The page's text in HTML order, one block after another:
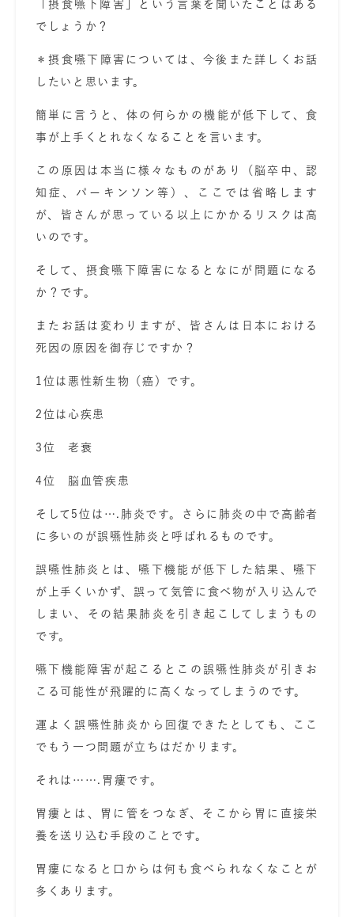
「摂食嚥下障害」
という言葉を聞いたことはある
でしょうか？
＊摂食嚥下障害については、今後また詳しくお話
したいと思います。
簡単に言うと、体の何らかの機能が低下して、食
事が上手くとれなくなることを言います。
この原因は本当に様々なものがあり（脳卒中、認
知症、パーキンソン等）、ここでは省略します
が、皆さんが思っている以上にかかるリスクは高
いのです。
そして、摂食嚥下障害になるとなにが問題になる
か？です。
またお話は変わりますが、皆さんは日本における
死因の原因 を御存じですか？
1位は悪性新生物（癌）です。
2位は心疾患
3位 老衰
4位 脳血管疾患
そして 5 位は….肺炎 です。さらに肺炎の中で高齢者
に多いのが誤嚥性肺炎 と呼ばれるものです。
誤嚥性肺炎とは、嚥下機能が低下した結果、嚥下
が上手くいかず、誤って気管に食べ物が入り込んで
しまい、その結果肺炎を引き起こしてしまうもの
です。
嚥下機能障害が起こるとこの誤嚥性肺炎が引きお
こる可能性が飛躍的に高くなってしまうのです。
運よく誤嚥性肺炎から回復できたとしても、ここ
でもう一つ問題が立ちはだかります。
それは……. 胃瘻です。
胃瘻とは、胃に管をつなぎ、そこから胃に直接栄
養を送り込む手段のことです。
胃瘻になると口からは何も食べられなくなことが
多くあります。